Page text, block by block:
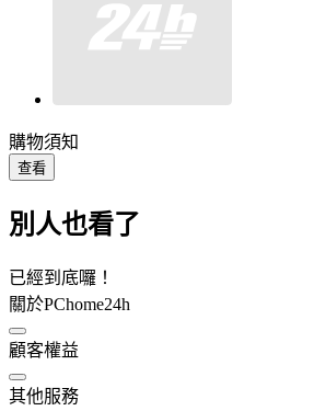
購物須知
查看
別人也看了
已經到底囉！
關於PChome24h
顧客權益
其他服務